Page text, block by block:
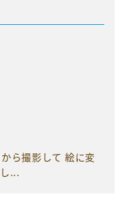
ら撮影して 絵に変
...